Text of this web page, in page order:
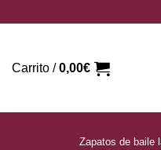
Carrito /0,00€
Zapatos de baile